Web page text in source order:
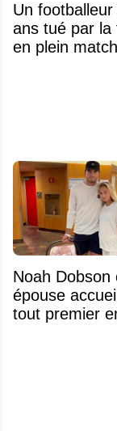
Un
ans tué par la
en plein match
Noah Dobson
épouse
tout premier